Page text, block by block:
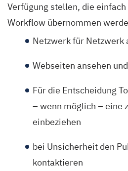
Verfügung stellen, die
Workflow übernommen
Netzwerk für Netzwerk
Webseiten ansehen
Für die Entscheidung
– wenn möglich – eine
einbeziehen
bei Unsicherheit den
kontaktieren